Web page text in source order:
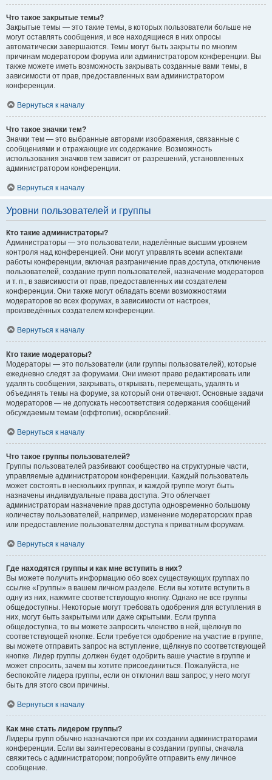
Что такое закрытые темы?
Закрытые темы — это такие темы, в которых пользователи больше не
могут оставлять сообщения, и все находящиеся в них опросы
автоматически завершаются. Темы могут быть закрыты по многим
причинам модератором форума или администратором конференции. Вы
также можете иметь возможность закрывать созданные вами темы, в
зависимости от прав, предоставленных вам администратором
конференции.
Вернуться к началу
Что такое значки тем?
Значки тем — это выбранные авторами изображения, связанные с
сообщениями и отражающие их содержание. Возможность
использования значков тем зависит от разрешений, установленных
администратором конференции.
Вернуться к началу
Уровни пользователей и группы
Кто такие администраторы?
Администраторы — это пользователи, наделённые высшим уровнем
контроля над конференцией. Они могут управлять всеми аспектами
работы конференции, включая разграничение прав доступа, отключение
пользователей, создание групп пользователей, назначение модераторов
и т. п., в зависимости от прав, предоставленных им создателем
конференции. Они также могут обладать всеми возможностями
модераторов во всех форумах, в зависимости от настроек,
произведённых создателем конференции.
Вернуться к началу
Кто такие модераторы?
Модераторы — это пользователи (или группы пользователей), которые
ежедневно следят за форумами. Они имеют право редактировать или
удалять сообщения, закрывать, открывать, перемещать, удалять и
объединять темы на форуме, за который они отвечают. Основные задачи
модераторов — не допускать несоответствия содержания сообщений
обсуждаемым темам (оффтопик), оскорблений.
Вернуться к началу
Что такое группы пользователей?
Группы пользователей разбивают сообщество на структурные части,
управляемые администратором конференции. Каждый пользователь
может состоять в нескольких группах, и каждой группе могут быть
назначены индивидуальные права доступа. Это облегчает
администраторам назначение прав доступа одновременно большому
количеству пользователей, например, изменение модераторских прав
или предоставление пользователям доступа к приватным форумам.
Вернуться к началу
Где находятся группы и как мне вступить в них?
Вы можете получить информацию обо всех существующих группах по
ссылке «Группы» в вашем личном разделе. Если вы хотите вступить в
одну из них, нажмите соответствующую кнопку. Однако не все группы
общедоступны. Некоторые могут требовать одобрения для вступления в
них, могут быть закрытыми или даже скрытыми. Если группа
общедоступна, то вы можете запросить членство в ней, щёлкнув по
соответствующей кнопке. Если требуется одобрение на участие в группе,
вы можете отправить запрос на вступление, щёлкнув по соответствующей
кнопке. Лидер группы должен будет одобрить ваше участие в группе и
может спросить, зачем вы хотите присоединиться. Пожалуйста, не
беспокойте лидера группы, если он отклонил ваш запрос; у него могут
быть для этого свои причины.
Вернуться к началу
Как мне стать лидером группы?
Лидеры групп обычно назначаются при их создании администраторами
конференции. Если вы заинтересованы в создании группы, сначала
свяжитесь с администратором; попробуйте отправить ему личное
сообщение.